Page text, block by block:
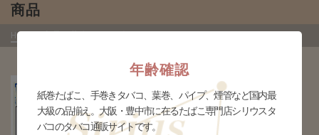
商品
HOME»商品»葉巻»チャズ シガリロ
チャズ シガリロ (thm-
chazz_cigarillos)
年齢確認
紙巻たばこ、手巻きタバコ、葉巻、パイプ、煙管など国内最
大級の品揃え。大阪・豊中市に在るたばこ専門店シリウスタ
バコのタバコ通販サイトです。